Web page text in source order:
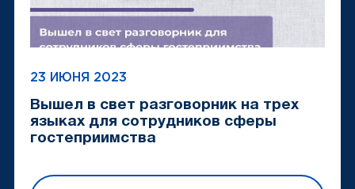
23 ИЮНЯ 2023
Вышел в свет разговорник на трех
языках для сотрудников сферы
гостеприимства